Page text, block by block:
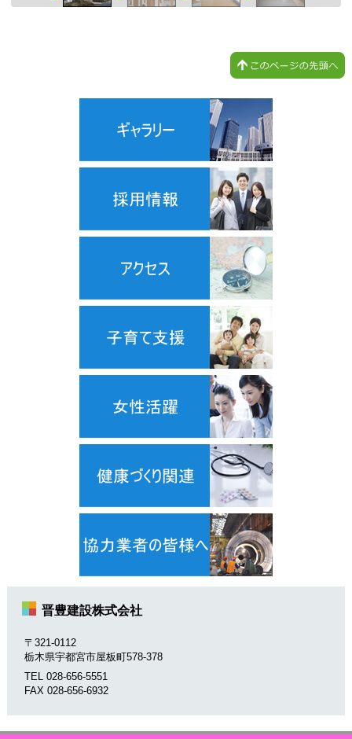
晋豊建設株式会社
〒321-0112
栃木県宇都宮市屋板町578-378
TEL 028-656-5551
FAX 028-656-6932